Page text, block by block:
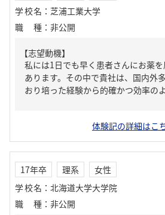
学校名 ： 芝浦工業大学
職種 ： 非公開
【志望動機】
私には1日でも早く患者さんにお薬
あります。その中で貴社は、国内外
おり培った経験から的確かつ効率の
体験記の詳細はこ
17年卒 理系
女性
学校名 ： 北海道大学大学院
職種 ： 非公開